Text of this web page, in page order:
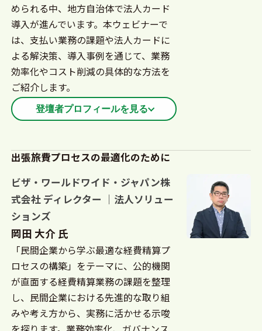
められる中、地方自治体で法人カード
導入が進んでいます。本ウェビナーで
は、支払い業務の課題や法人カードに
よる解決策、導入事例を通じて、業務
効率化やコスト削減の具体的な方法を
ご紹介します。
登壇者プロフィールを見る
ービス㈱）へ入社し、中堅大企業向け法人決済に関
し営業フロント部門の支援を担当している。
出張旅費プロセスの最適化のために
ビザ・ワールドワイド・ジャパン株
式会社 ディレクター ｜法人ソリュー
ションズ
岡田 大介 氏
「民間企業から学ぶ最適な経費精算プ
ロセスの構築」をテーマに、公的機関
が直面する経費精算業務の課題を整理
し、民間企業における先進的な取り組
みや考え方から、実務に活かせる示唆